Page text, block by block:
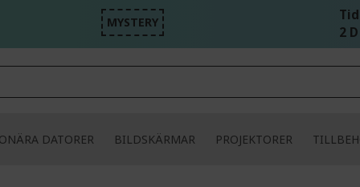
MYSTERY
2
DATORER BILDSKÄRMAR PROJEKTORER